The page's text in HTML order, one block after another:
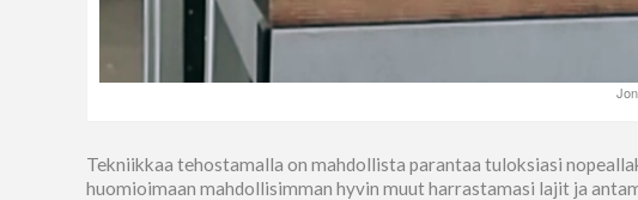
Tekniikkaa tehostamalla on mahdollista parantaa tuloksiasi
huomioimaan mahdollisimman hyvin muut harrastamasi lajit ja